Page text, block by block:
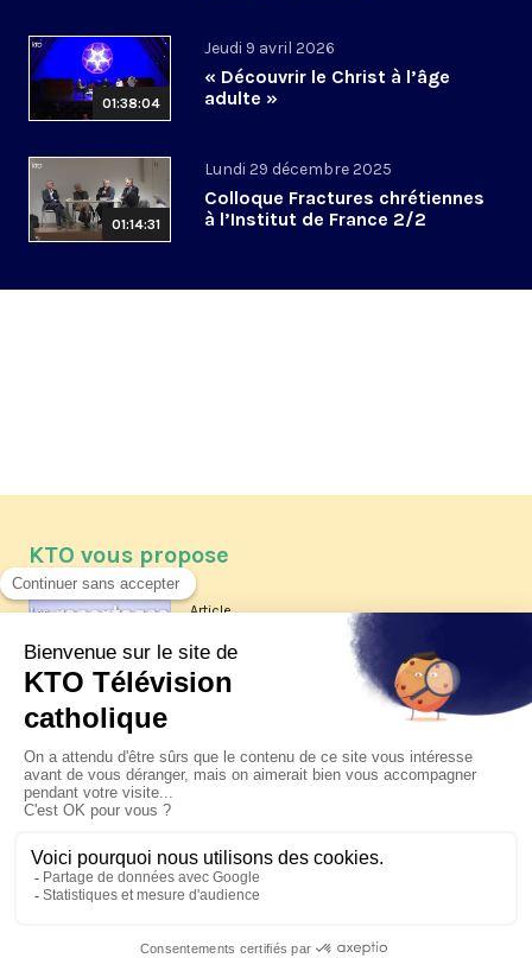
01:38:04
Jeudi 9 avril 2026
« Découvrir le Christ à l’âge
adulte »
01:14:31
Lundi 29 décembre 2025
Colloque Fractures chrétiennes
à l’Institut de France 2/2
KTO vous propose
Article
Les reportages d'été 2026 de KTO
La visite pastorale du pape Léon
XIV à Assise à suivre sur KTO le
jeudi 6 août
Le pape en Uruguay, Argentine et
Pérou du 6 au 17 novembre 2026